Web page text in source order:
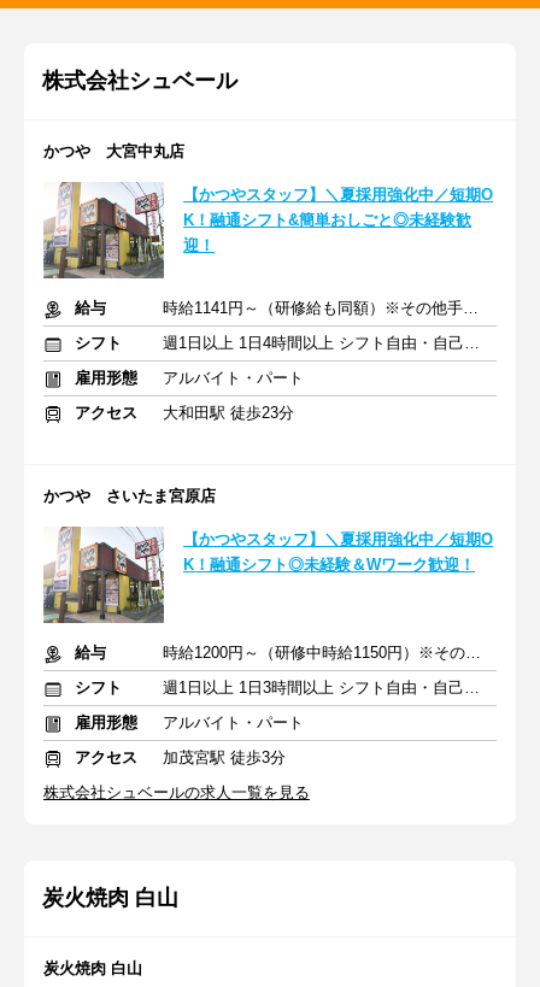
株式会社シュベール
かつや 大宮中丸店
【かつやスタッフ】＼夏採用強化中／短期O
K！融通シフト&簡単おしごと◎未経験歓
迎！
給与
時給1141円～（研修給も同額）※その他手当あり
シフト
週1日以上 1日4時間以上 シフト自由・自己申告
雇用形態
アルバイト・パート
アクセス
大和田駅 徒歩23分
かつや さいたま宮原店
【かつやスタッフ】＼夏採用強化中／短期O
K！融通シフト◎未経験＆Wワーク歓迎！
給与
時給1200円～（研修中時給1150円）※その他手当あり
シフト
週1日以上 1日3時間以上 シフト自由・自己申告
雇用形態
アルバイト・パート
アクセス
加茂宮駅 徒歩3分
株式会社シュベールの求人一覧を見る
炭火焼肉 白山
炭火焼肉 白山